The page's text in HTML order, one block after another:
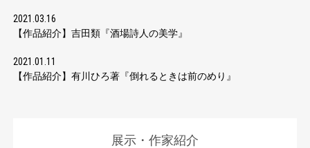
2021.03.16
【作品紹介】吉田類『酒場詩人の美学』
2021.01.11
【作品紹介】有川ひろ著『倒れるときは前のめり』
展示・作家紹介